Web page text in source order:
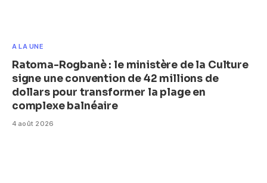
A LA UNE
Ratoma-Rogbanè : le ministère de la Culture
signe une convention de 42 millions de
dollars pour transformer la plage en
complexe balnéaire
4 août 2026